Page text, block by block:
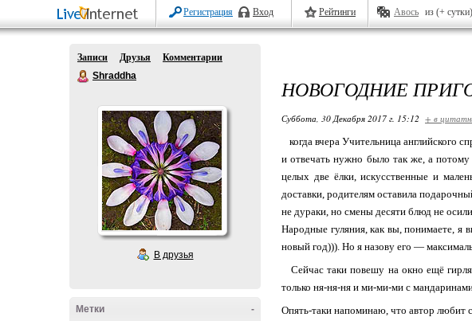
Регистрация Вход Рейтинги Авось из (+
Записи Друзья
Комментарии
Shraddha
В друзья
-
Метки
НОВОГОДНИЕ
Суббота, 30 Декабря 2017 г. 15:12 + в
когда вчера Учительница английского
и отвечать нужно было так же, а
целых две ёлки, искусственные и
доставки, родителям оставила
не дураки, но смены десяти блюд не
Народные гуляния, как вы, понимаете, я
новый год))). Но я назову его —
Сейчас таки повешу на окно ещё
только ня-ня-ня и ми-ми-ми с
Опять-таки напоминаю, что автор любит